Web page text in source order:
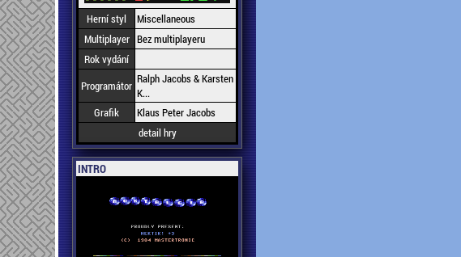
Herní styl
Miscellaneous
Multiplayer Bez multiplayeru
Rok vydání
Programátor Ralph Jacobs & Karsten
K...
Grafik
Klaus Peter Jacobs
detail hry
INTRO